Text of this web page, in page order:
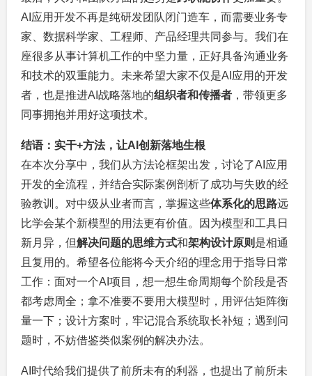
AI应用开发不再是纯研发团队闭门造车，而需要业务专
家、数据科学家、工程师、产品经理共同参与。我们在
座很多从事计算机工作的中坚力量，正好具备沟通业务
和技术的双重能力。未来希望大家不仅是AI应用的开发
者，也是推进AI战略落地的组织者和传播者 ，带领更多
同事拥抱并用好这项技术。
结语：实干+方法，让AI创新落地生根
在本次分享中，我们从方法论框架出发，讨论了AI应用
开发的全流程，并结合实际案例剖析了成功与失败的经
验教训。对中级从业者而言，掌握这些体系化的思路远
比学会某个新模型的用法更有价值。因为模型和工具日
新月异，但解决问题的思维方式和架构设计原则 是相通
且复用的。希望各位能将今天介绍的理念用于指导日常
工作：面对一个AI项目，想一想生命周期每个阶段是否
都考虑周全；拿不准要不要用大模型时，用评估矩阵衡
量一下；设计方案时，牢记混合系统取长补短；遇到问
题时，不妨借鉴类似案例的解决办法。
AI时代给我们提供了前所未有的利器，也提出了前所未